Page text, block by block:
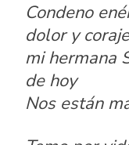
Condeno
dolor y
mi hermana
de hoy
Nos están